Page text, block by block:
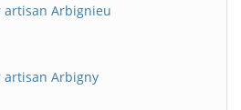
Arbignieu
Arbigny